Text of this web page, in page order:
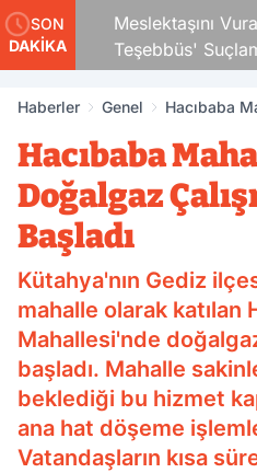
SON
DAKİKA
Meslektaşını
Teşebbüs'
Haberler Genel
Hacıbaba
Hacıbaba
Doğalgaz
Başladı
Kütahya'nın Gediz
mahalle olarak katılan
Mahallesi'nde
başladı. Mahalle
beklediği bu hizmet
ana hat döşeme
Vatandaşların kısa